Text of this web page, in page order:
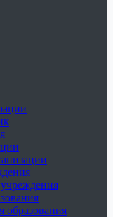
образования